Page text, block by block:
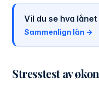
Vil du se hva
Sammenlign lån →
Stresstest av